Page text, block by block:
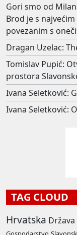
Gori smo od
Brod je s
povezanim s
Dragan Uzelac:
Tomislav Pupić:
prostora
Ivana Seletković:
Ivana Seletković:
TAG CLOUD
Hrvatska Država